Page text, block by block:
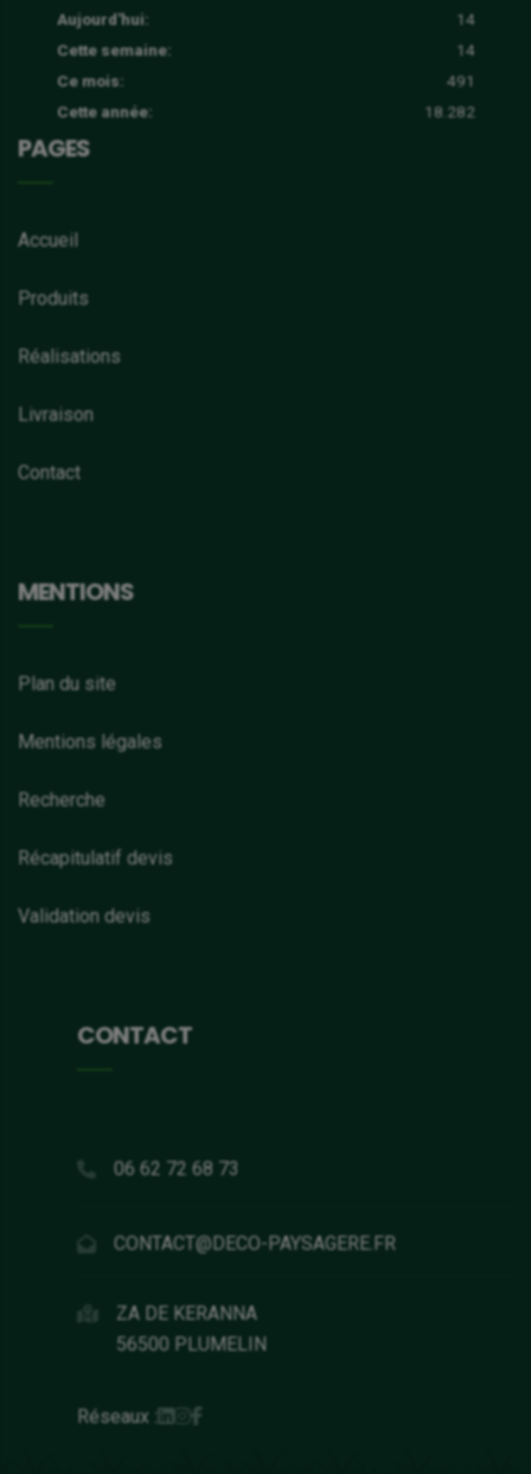
Aujourd'hui:
14
Cette semaine:
14
Ce mois:
491
Cette année:
18.282
PAGES
Accueil
Produits
Réalisations
Livraison
Contact
MENTIONS
Plan du site
Mentions légales
Recherche
Récapitulatif devis
Validation devis
CONTACT
06 62 72 68 73
CONTACT@DECO-PAYSAGERE.FR
ZA DE KERANNA
56500 PLUMELIN
Réseaux :